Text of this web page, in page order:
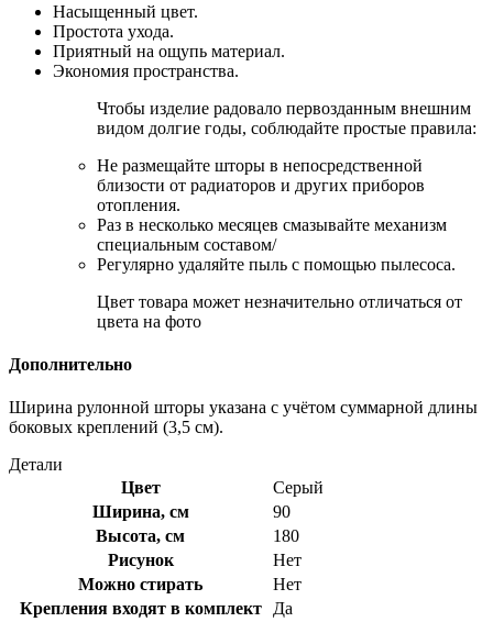
Насыщенный цвет.
Простота ухода.
Приятный на ощупь материал.
Экономия пространства.
Чтобы изделие радовало первозданным внешним
видом долгие годы, соблюдайте простые правила:
Не размещайте шторы в непосредственной
близости от радиаторов и других приборов
отопления.
Раз в несколько месяцев смазывайте механизм
специальным составом/
Регулярно удаляйте пыль с помощью пылесоса.
Цвет товара может незначительно отличаться от
цвета на фото
Дополнительно
Ширина рулонной шторы указана с учётом суммарной длины
боковых креплений (3,5 см).
Детали
Цвет
Серый
Ширина, см
90
Высота, см
180
Рисунок
Нет
Можно стирать
Нет
Крепления входят в комплект
Да